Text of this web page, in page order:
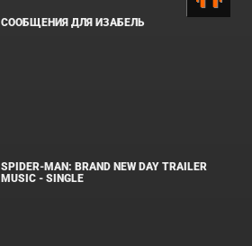
СООБЩЕНИЯ ДЛЯ ИЗАБЕЛЬ
SPIDER-MAN: BRAND NEW DAY TRAILER
MUSIC - SINGLE